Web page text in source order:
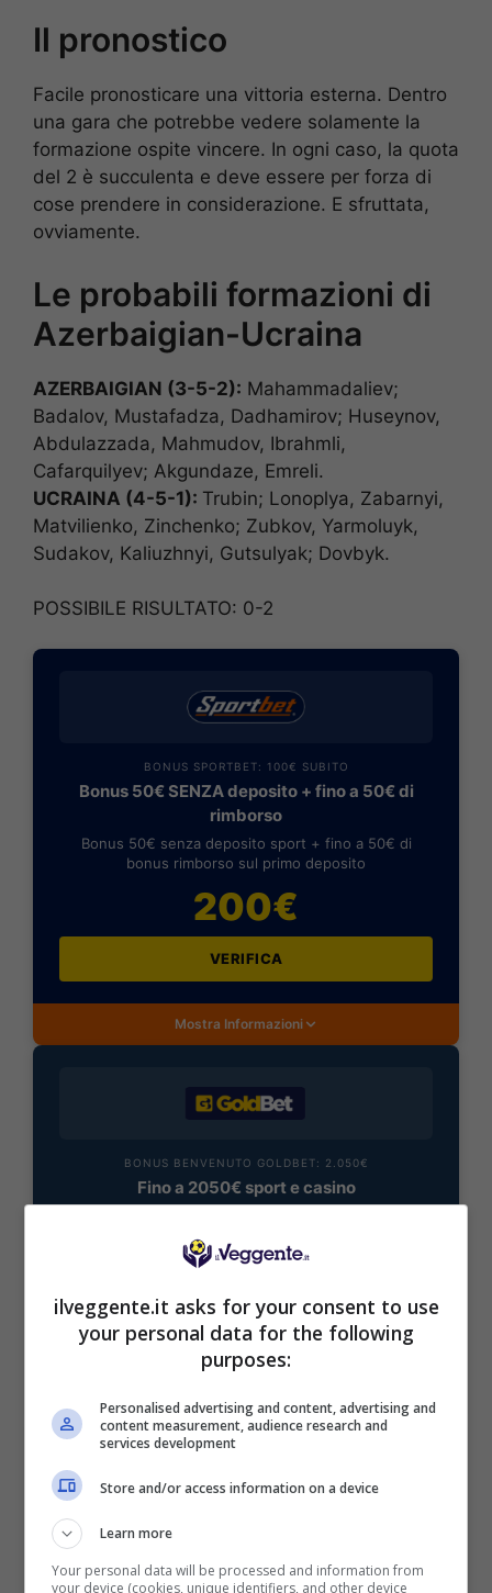
Il pronostico
Facile pronosticare una vittoria esterna. Dentro
una gara che potrebbe vedere solamente la
formazione ospite vincere. In ogni caso, la quota
del 2 è succulenta e deve essere per forza di
cose prendere in considerazione. E sfruttata,
ovviamente.
Le probabili formazioni di
Azerbaigian-Ucraina
AZERBAIGIAN (3-5-2): Mahammadaliev;
Badalov, Mustafadza, Dadhamirov; Huseynov,
Abdulazzada, Mahmudov, Ibrahmli,
Cafarquilyev; Akgundaze, Emreli.
UCRAINA (4-5-1): Trubin; Lonoplya, Zabarnyi,
Matvilienko, Zinchenko; Zubkov, Yarmoluyk,
Sudakov, Kaliuzhnyi, Gutsulyak; Dovbyk.
POSSIBILE RISULTATO: 0-2
BONUS SPORTBET: 100€ SUBITO
Bonus 50€ SENZA deposito + fino a 50€ di
rimborso
Bonus 50€ senza deposito sport + fino a 50€ di
bonus rimborso sul primo deposito
200€
VERIFICA
Mostra Informazioni
BONUS BENVENUTO GOLDBET: 2.050€
Fino a 2050€ sport e casino
Scommesse + 50% del primo deposito fino a 50€
2050€
VERIFICA
BONUS BENVENUTO LOTTOMATICA: 2050€
Fino a 2050€ bonus scommesse e sport
Per i nuovi utenti della piattaforma: 100% fino a 50€ in
ilveggente.it asks for your consent to use
your personal data for the following
purposes:
Personalised advertising and content, advertising and
content measurement, audience research and
services development
Store and/or access information on a device
Learn more
Your personal data will be processed and information from
your device (cookies, unique identifiers, and other device